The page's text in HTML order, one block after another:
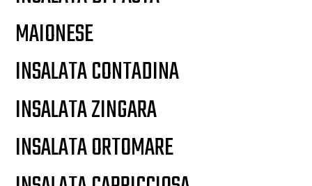
MAIONESE
INSALATA CONTADINA
INSALATA ZINGARA
INSALATA ORTOMARE